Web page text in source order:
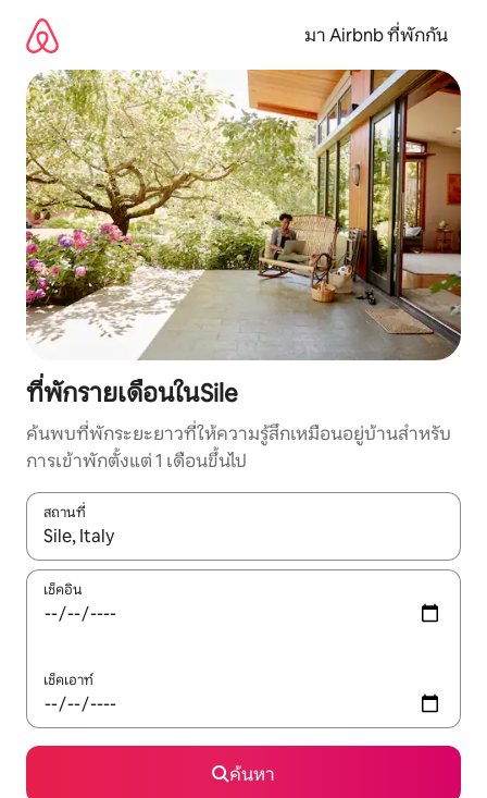
เนื้อหา
มา Airbnb ที่พักกัน
ที่พักรายเดือนในSile
ค้นพบที่พักระยะยาวที่ให้ความรู้สึกเหมือนอยู่บ้านสำหรับ
การเข้าพักตั้งแต่ 1 เดือนขึ้นไป
สถานที่
ใช้ลูกศรขึ้นลง หรือใช้การสัมผัสหรือปัด เพื่อสำรวจผลการค้นหา
เช็คอิน
เช็คเอาท์
ค้นหา